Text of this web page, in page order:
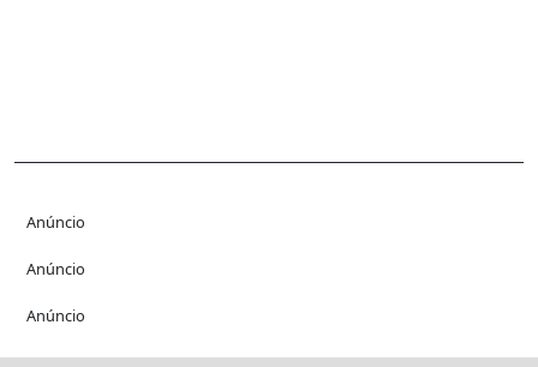
Anúncio
Anúncio
Anúncio